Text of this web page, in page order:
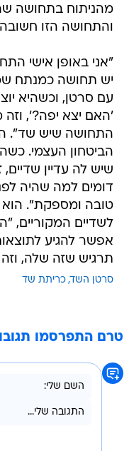
מהניתוח בתחושה
והתחושה הזו
"אני באופן אישי
יש תחושה כמנתח
עם סרטן, וכשהיא
'האם יצא יפה?',
התחושה שיש שד".
הביטחון העצמי.
שיש לה עדיין
דומים למה שהיה
טובה ומספקת". הוא
לשדיים המקוריים,
אפשר להגיע
תרגיש שזה שלה,
סרטן השד כריתת שד
טרם התפרסמו